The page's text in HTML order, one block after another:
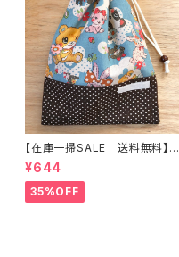
【在庫一掃SALE 送料無料】巾
着袋(中)☆30×24cm ブルー
【レトロ・くま・パンダ・リス・バン
ビ】 ★KC.69-72動物 女の子
｜通園通学用のかわいい巾着袋
¥644
35%OFF